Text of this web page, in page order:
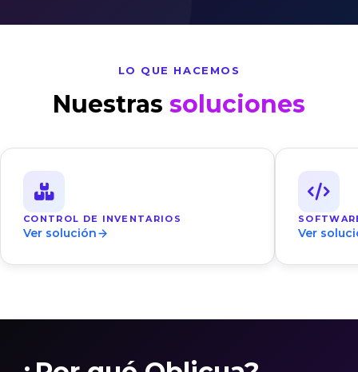
LO QUE HACEMOS
Nuestras soluciones
CONTROL DE INVENTARIOS
Ver solución Ver